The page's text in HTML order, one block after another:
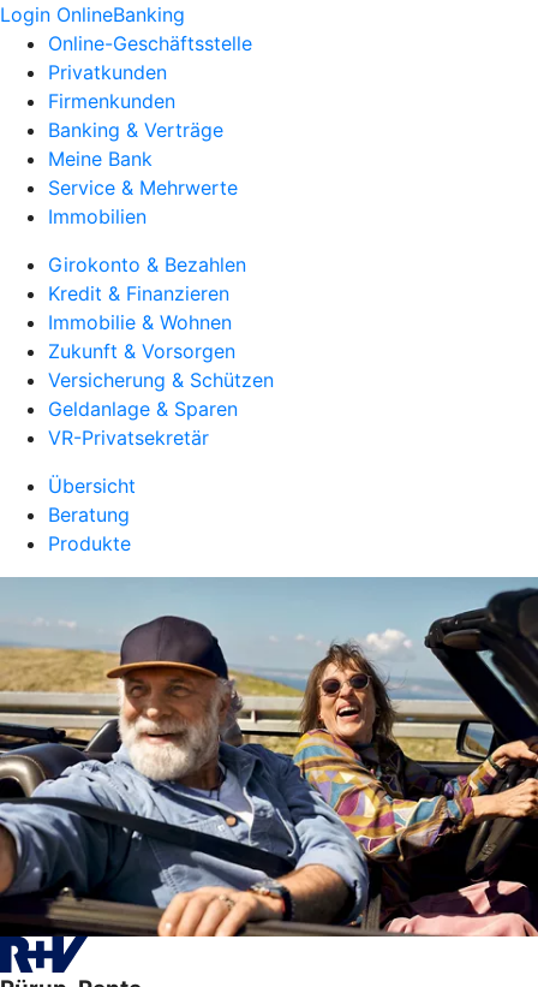
Login OnlineBanking
Online-Geschäftsstelle
Privatkunden
Firmenkunden
Banking & Verträge
Meine Bank
Service & Mehrwerte
Immobilien
Girokonto & Bezahlen
Kredit & Finanzieren
Immobilie & Wohnen
Zukunft & Vorsorgen
Versicherung & Schützen
Geldanlage & Sparen
VR-Privatsekretär
Übersicht
Beratung
Produkte